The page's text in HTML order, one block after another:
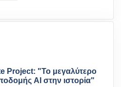
Project: "Το μεγαλύτερο
AI στην ιστορία"